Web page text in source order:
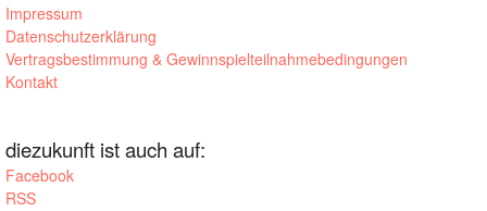
Impressum
Datenschutzerklärung
Vertragsbestimmung & Gewinnspielteilnahmebedingungen
Kontakt
diezukunft ist auch auf:
Facebook
RSS